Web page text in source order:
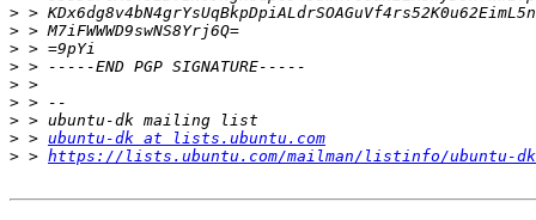
>
>
>
>
>
>
>
> > ubuntu-dk at lists.ubuntu.com
> > https://lists.ubuntu.com/mailman/listinfo/ubuntu-dk